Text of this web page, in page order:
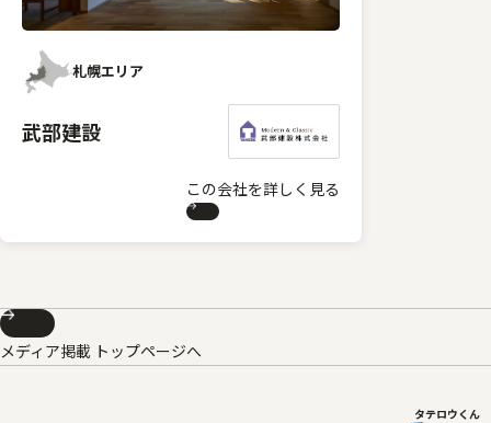
札幌エリア
武部建設
この会社を詳しく見る
メディア掲載 トップページへ
タテロウくん